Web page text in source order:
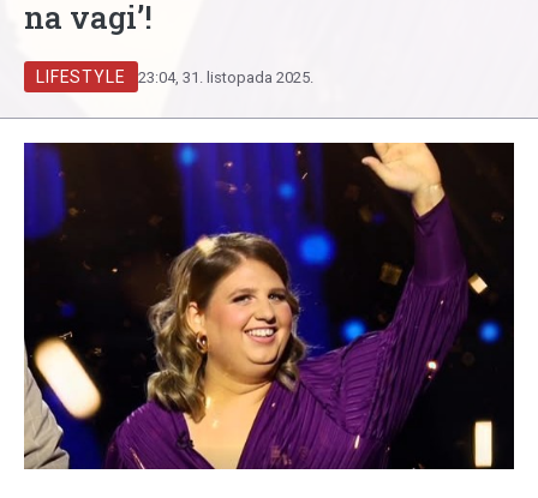
na vagi’!
LIFESTYLE 23:04, 31. listopada 2025.